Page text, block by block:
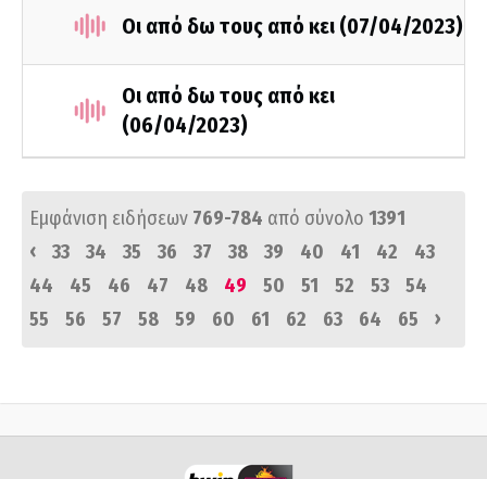
Οι από δω τους από κει (07/04/2023)
Οι από δω τους από κει
(06/04/2023)
Εμφάνιση ειδήσεων 769-784 από σύνολο 1391
‹
33 34 35 36 37 38 39 40 41 42
43
44
45 46 47 48 49 50 51 52 53
54
55
56 57 58 59 60 61 62 63 64 65 ›